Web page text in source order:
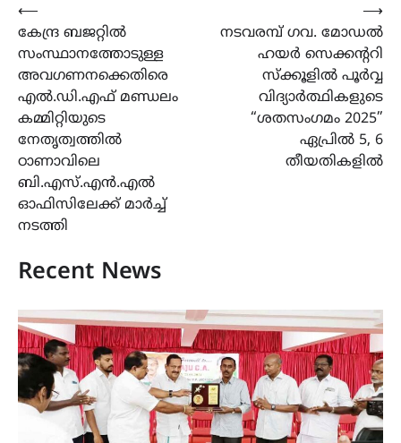
Post
navigation
⟵
കേന്ദ്ര ബജറ്റിൽ
സംസ്ഥാനത്തോടുള്ള
അവഗണനക്കെതിരെ
എൽ.ഡി.എഫ് മണ്ഡലം
കമ്മിറ്റിയുടെ
നേതൃത്വത്തിൽ
ഠാണാവിലെ
ബി.എസ്.എൻ.എൽ
ഓഫിസിലേക്ക് മാർച്ച്
നടത്തി
നടവരമ്പ് ഗവ. മോഡൽ
ഹയർ സെക്കൻ്ററി
സ്ക്കൂളിൽ പൂർവ്വ
വിദ്യാർത്ഥികളുടെ
“ശതസംഗമം 2025”
ഏപ്രിൽ 5, 6
തീയതികളിൽ
⟶
Recent News